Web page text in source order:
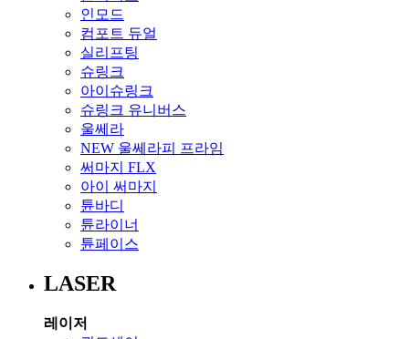
인모드
컴포트 듀얼
실리프팅
슈링크
아이슈링크
슈링크 유니버스
울쎄라
NEW 울쎄라피 프라임
써마지 FLX
아이 써마지
튠바디
튠라이너
튠페이스
LASER
레이저